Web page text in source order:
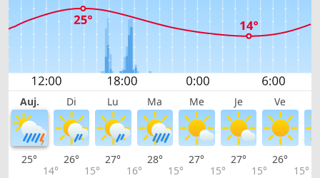
Auj. Di Lu Ma Me Je Ve
25°
14°
26°
15°
27°
16°
28°
15°
27°
15°
27°
15°
26°
15°